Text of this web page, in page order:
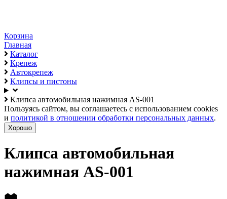
Корзина
Главная
Каталог
Крепеж
Автокрепеж
Клипсы и пистоны
Клипса автомобильная нажимная AS-001
Пользуясь сайтом, вы соглашаетесь с использованием cookies
и политикой в отношении обработки персональных данных.
Хорошо
Клипса автомобильная
нажимная AS-001